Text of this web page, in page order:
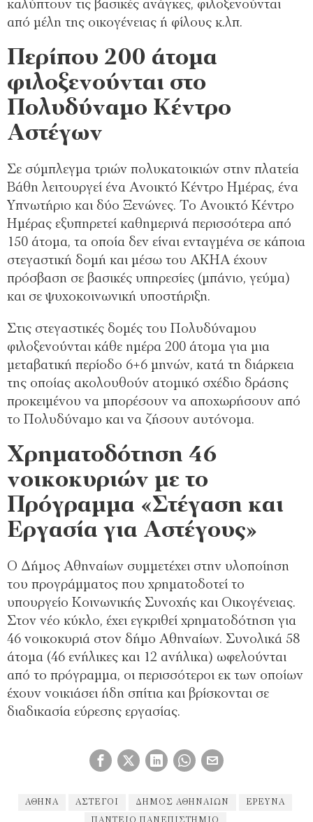
καλύπτουν τις βασικές ανάγκες, φιλοξενούνται
από μέλη της οικογένειας ή φίλους κ.λπ.
Περίπου 200 άτομα
φιλοξενούνται στο
Πολυδύναμο Κέντρο
Αστέγων
Σε σύμπλεγμα τριών πολυκατοικιών στην πλατεία
Βάθη λειτουργεί ένα Ανοικτό Κέντρο Ημέρας, ένα
Υπνωτήριο και δύο Ξενώνες. Το Ανοικτό Κέντρο
Ημέρας εξυπηρετεί καθημερινά περισσότερα από
150 άτομα, τα οποία δεν είναι ενταγμένα σε κάποια
στεγαστική δομή και μέσω του ΑΚΗΑ έχουν
πρόσβαση σε βασικές υπηρεσίες (μπάνιο, γεύμα)
και σε ψυχοκοινωνική υποστήριξη.
Στις στεγαστικές δομές του Πολυδύναμου
φιλοξενούνται κάθε ημέρα 200 άτομα για μια
μεταβατική περίοδο 6+6 μηνών, κατά τη διάρκεια
της οποίας ακολουθούν ατομικό σχέδιο δράσης
προκειμένου να μπορέσουν να αποχωρήσουν από
το Πολυδύναμο και να ζήσουν αυτόνομα.
Χρηματοδότηση 46
νοικοκυριών με το
Πρόγραμμα «Στέγαση και
Εργασία για Αστέγους»
Ο Δήμος Αθηναίων συμμετέχει στην υλοποίηση
του προγράμματος που χρηματοδοτεί το
υπουργείο Κοινωνικής Συνοχής και Οικογένειας.
Στον νέο κύκλο, έχει εγκριθεί χρηματοδότηση για
46 νοικοκυριά στον δήμο Αθηναίων. Συνολικά 58
άτομα (46 ενήλικες και 12 ανήλικα) ωφελούνται
από το πρόγραμμα, οι περισσότεροι εκ των οποίων
έχουν νοικιάσει ήδη σπίτια και βρίσκονται σε
διαδικασία εύρεσης εργασίας.
ΑΘΉΝΑ ΆΣΤΕΓΟΙ ΔΗΜΟΣ ΑΘΗΝΑΊΩΝ ΕΡΕΥΝΑ